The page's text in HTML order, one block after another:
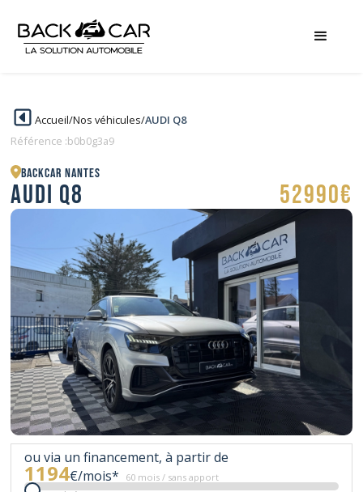
Accueil/Nos véhicules/AUDI Q8
Référence :b0b0g3a9
BACKCAR Nantes
AUDI Q8 52990€
ou via un financement, à partir de
1194€/mois* 60 mois / sans apport